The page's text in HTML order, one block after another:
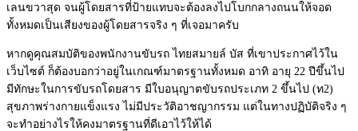
เลนขวาสุด จนผู้โดยสารที่ป้ายแทบจะต้องลงไปโบกกลางถนนให้จอด
ทั้งหมดเป็นเสียงของผู้โดยสารจริง ๆ ที่เจอมาครับ
หากดูคุณสมบัติของพนักงานขับรถ ไทยสมายล์ บัส ที่เขาประกาศไว้ใน
เว็บไซต์ ก็ต้องบอกว่าอยู่ในเกณฑ์มาตรฐานทั้งหมด อาทิ อายุ 22 ปีขึ้นไป
มีทักษะในการขับรถโดยสาร มีใบอนุญาตขับรถประเภท 2 ขึ้นไป (ท2)
สุขภาพร่างกายแข็งแรง ไม่มีประวัติอาชญากรรม แต่ในทางปฏิบัติจริง ๆ
จะทำอย่างไรให้คงมาตรฐานที่ดีเอาไว้ให้ได้